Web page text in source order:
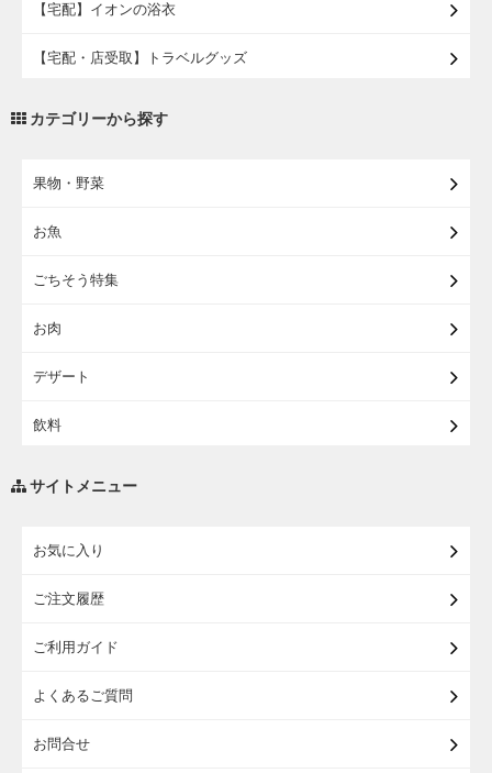
【宅配】イオンの浴衣
【宅配・店受取】トラベルグッズ
カテゴリーから探す
果物・野菜
お魚
ごちそう特集
お肉
デザート
飲料
サイトメニュー
お気に入り
ご注文履歴
ご利用ガイド
よくあるご質問
お問合せ